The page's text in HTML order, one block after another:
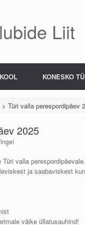
Liit
KONESKO
> Türi valla perespordipäev
2025
Türi valla
ja saabaviskest
väike üllatusauhind!